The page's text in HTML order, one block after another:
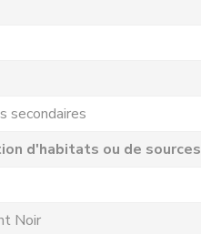
secondaires
d'habitats ou de sources
Noir